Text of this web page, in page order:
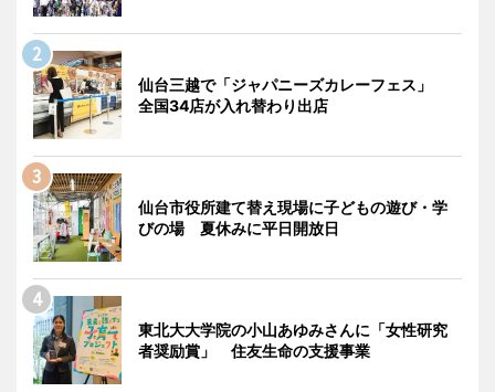
仙台三越で「ジャパニーズカレーフェス」
全国34店が入れ替わり出店
仙台市役所建て替え現場に子どもの遊び・学
びの場 夏休みに平日開放日
東北大大学院の小山あゆみさんに「女性研究
者奨励賞」 住友生命の支援事業